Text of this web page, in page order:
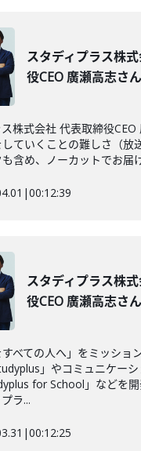
スタディプラス株
役CEO 廣瀬高志さ
株式会社 代表取締役
していくことの難しさ（放
含め、ノーカットでお届
|00:12:39
スタディプラス株
役CEO 廣瀬高志さ
すべての人へ」をミッショ
」やコミュニケー
for School」などを
ラ...
|00:12:25